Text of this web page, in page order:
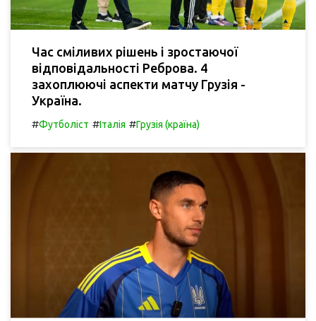
Час сміливих рішень і зростаючої
відповідальності Реброва. 4
захоплюючі аспекти матчу Грузія -
Україна.
#Футболіст #Італія #Грузія (країна)